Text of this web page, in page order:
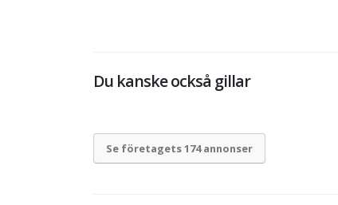
Du kanske också gillar
Se företagets 174 annonser